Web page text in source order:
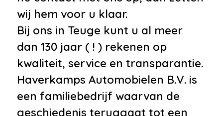
•Airbag(s) hoofd voor
•Airbag(s) side voor
•Airbag bestuurder
•Airbag passagier
•Alarm klasse 1(startblokkering)
•Bandenspanningscontrolesysteem
wij hem voor u klaar.
Bij ons in Teuge kunt u al meer
dan 130 jaar ( ! ) rekenen op
kwaliteit, service en transparantie.
Haverkamps Automobielen B.V. is
een familiebedrijf waarvan de
geschiedenis teruggaat tot een